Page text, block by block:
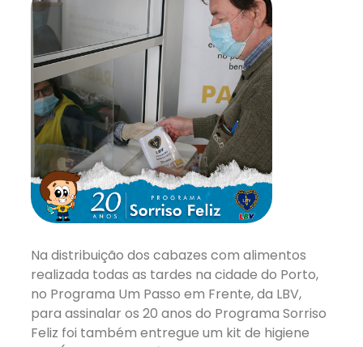
Na distribuição dos cabazes com alimentos
realizada todas as tardes na cidade do Porto,
no Programa Um Passo em Frente, da LBV,
para assinalar os 20 anos do Programa Sorriso
Feliz foi também entregue um kit de higiene